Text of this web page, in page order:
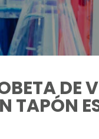
DE
TAPÓN